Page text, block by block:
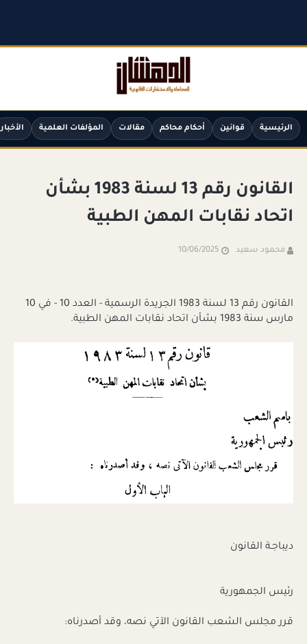
الرئيسية قوانين أحكام محاكم مقالات المؤلفات العلمية الأخبار
القانون رقم 13 لسنة 1983 بشأن
اتحاد نقابات المهن الطبية
محمود سعيد 10/06/2025
القانون رقم 13 لسنة 1983 الجريدة الرسمية - العدد 10 - في 10
مارس سنة 1983 بشأن اتحاد نقابات المهن الطبية.
ديباجـة القانون
رئيس الجمهورية
قرر مجلس الشعب القانون الآتي نصه، وقد أصدرناه: